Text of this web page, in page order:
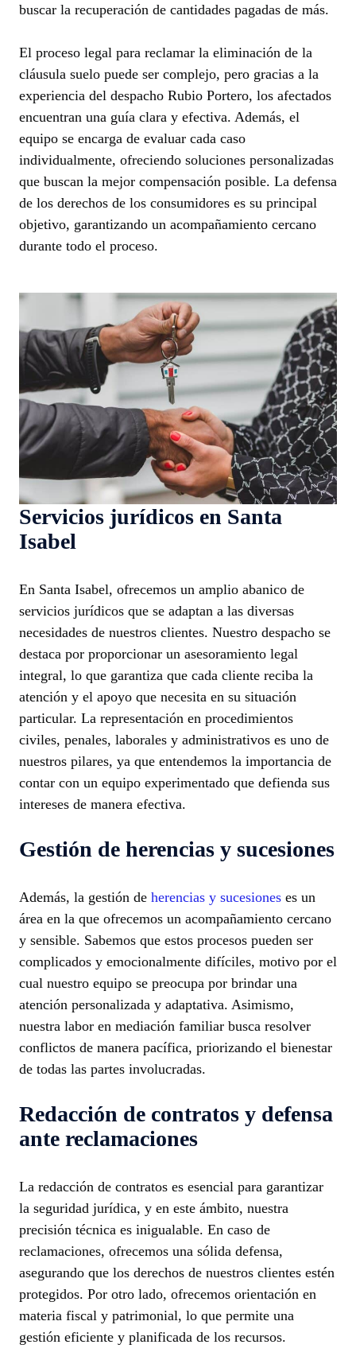
buscar la recuperación de cantidades pagadas de más.
El proceso legal para reclamar la eliminación de la
cláusula suelo puede ser complejo, pero gracias a la
experiencia del despacho Rubio Portero, los afectados
encuentran una guía clara y efectiva. Además, el
equipo se encarga de evaluar cada caso
individualmente, ofreciendo soluciones personalizadas
que buscan la mejor compensación posible. La defensa
de los derechos de los consumidores es su principal
objetivo, garantizando un acompañamiento cercano
durante todo el proceso.
Servicios jurídicos en Santa
Isabel
En Santa Isabel, ofrecemos un amplio abanico de
servicios jurídicos que se adaptan a las diversas
necesidades de nuestros clientes. Nuestro despacho se
destaca por proporcionar un asesoramiento legal
integral, lo que garantiza que cada cliente reciba la
atención y el apoyo que necesita en su situación
particular. La representación en procedimientos
civiles, penales, laborales y administrativos es uno de
nuestros pilares, ya que entendemos la importancia de
contar con un equipo experimentado que defienda sus
intereses de manera efectiva.
Gestión de herencias y sucesiones
Además, la gestión de herencias y sucesiones es un
área en la que ofrecemos un acompañamiento cercano
y sensible. Sabemos que estos procesos pueden ser
complicados y emocionalmente difíciles, motivo por el
cual nuestro equipo se preocupa por brindar una
atención personalizada y adaptativa. Asimismo,
nuestra labor en mediación familiar busca resolver
conflictos de manera pacífica, priorizando el bienestar
de todas las partes involucradas.
Redacción de contratos y defensa
ante reclamaciones
La redacción de contratos es esencial para garantizar
la seguridad jurídica, y en este ámbito, nuestra
precisión técnica es inigualable. En caso de
reclamaciones, ofrecemos una sólida defensa,
asegurando que los derechos de nuestros clientes estén
protegidos. Por otro lado, ofrecemos orientación en
materia fiscal y patrimonial, lo que permite una
gestión eficiente y planificada de los recursos.